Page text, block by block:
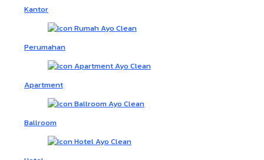
Kantor
Perumahan
Apartment
Ballroom